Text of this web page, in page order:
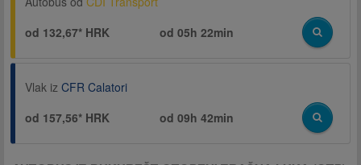
od 132,67* HRK
od05h 22min
Vlak iz CFR Calatori
od 157,56* HRK
od09h 42min